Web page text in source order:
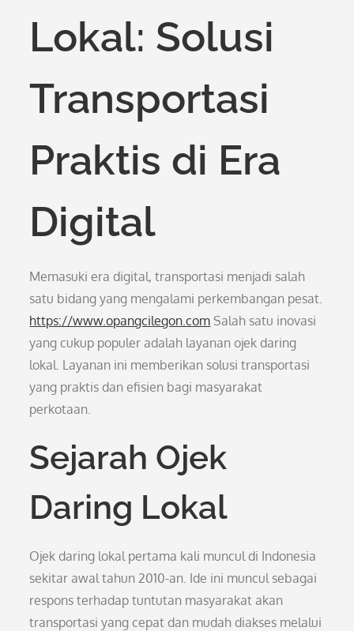
Lokal: Solusi
Transportasi
Praktis di Era
Digital
Memasuki era digital, transportasi menjadi salah
satu bidang yang mengalami perkembangan pesat.
https://www.opangcilegon.com Salah satu inovasi
yang cukup populer adalah layanan ojek daring
lokal. Layanan ini memberikan solusi transportasi
yang praktis dan efisien bagi masyarakat
perkotaan.
Sejarah Ojek
Daring Lokal
Ojek daring lokal pertama kali muncul di Indonesia
sekitar awal tahun 2010-an. Ide ini muncul sebagai
respons terhadap tuntutan masyarakat akan
transportasi yang cepat dan mudah diakses melalui